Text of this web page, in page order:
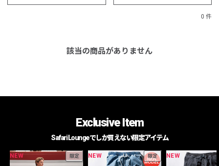
0 件
該当の商品がありません
Exclusive Item
Safari Loungeでしか買えない限定アイテム
NEW 限定 NEW 限定 NEW